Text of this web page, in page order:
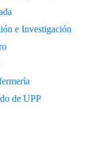
e Investigación
de UPP